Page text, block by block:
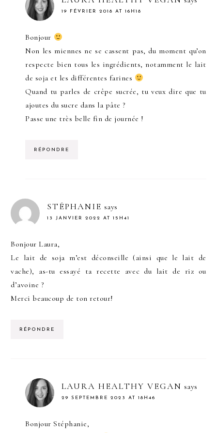
19 FÉVRIER 2018 AT 16H18
Bonjour
Non les miennes ne se cassent pas, du moment qu’on
respecte bien tous les ingrédients, notamment le lait
de soja et les différentes farines
Quand tu parles de crêpe sucrée, tu veux dire que tu
ajoutes du sucre dans la pâte ?
Passe une très belle fin de journée !
RÉPONDRE
STÉPHANIE says
13 JANVIER 2022 AT 15H41
Bonjour Laura,
Le lait de soja m’est déconseille (ainsi que le lait de
vache), as-tu essayé ta recette avec du lait de riz ou
d’avoine ?
Merci beaucoup de ton retour!
RÉPONDRE
LAURA HEALTHY VEGAN says
29 SEPTEMBRE 2023 AT 18H46
Bonjour Stéphanie,